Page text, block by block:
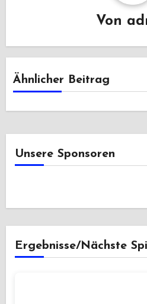
Von
Ähnlicher Beitrag
Unsere Sponsoren
Ergebnisse/Nächste